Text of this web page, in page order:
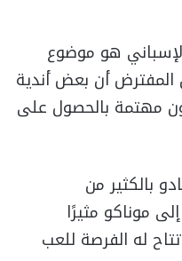
هو موضوع
أن بعض أندية
مهتمة بالحصول على
بالكثير من
موناكو مثيرًا
له الفرصة للعب